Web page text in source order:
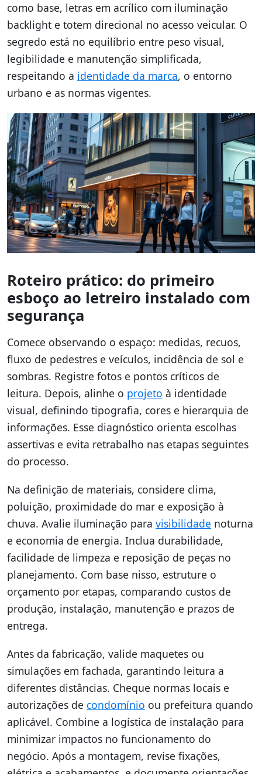
como base, letras em acrílico com iluminação
backlight e totem direcional no acesso veicular. O
segredo está no equilíbrio entre peso visual,
legibilidade e manutenção simplificada,
respeitando a identidade da marca, o entorno
urbano e as normas vigentes.
Roteiro prático: do primeiro
esboço ao letreiro instalado com
segurança
Comece observando o espaço: medidas, recuos,
fluxo de pedestres e veículos, incidência de sol e
sombras. Registre fotos e pontos críticos de
leitura. Depois, alinhe o projeto à identidade
visual, definindo tipografia, cores e hierarquia de
informações. Esse diagnóstico orienta escolhas
assertivas e evita retrabalho nas etapas seguintes
do processo.
Na definição de materiais, considere clima,
poluição, proximidade do mar e exposição à
chuva. Avalie iluminação para visibilidade noturna
e economia de energia. Inclua durabilidade,
facilidade de limpeza e reposição de peças no
planejamento. Com base nisso, estruture o
orçamento por etapas, comparando custos de
produção, instalação, manutenção e prazos de
entrega.
Antes da fabricação, valide maquetes ou
simulações em fachada, garantindo leitura a
diferentes distâncias. Cheque normas locais e
autorizações de condomínio ou prefeitura quando
aplicável. Combine a logística de instalação para
minimizar impactos no funcionamento do
negócio. Após a montagem, revise fixações,